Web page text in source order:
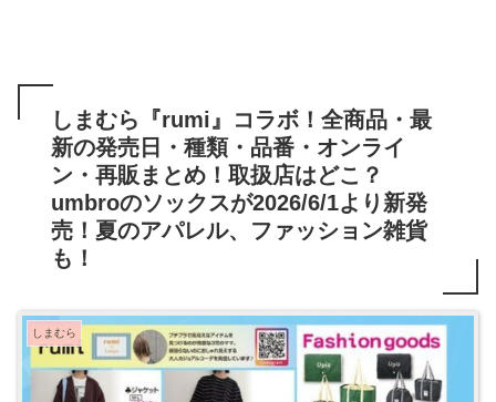
しまむら『rumi』コラボ！全商品・最
新の発売日・種類・品番・オンライ
ン・再販まとめ！取扱店はどこ？
umbroのソックスが2026/6/1より新発
売！夏のアパレル、ファッション雑貨
も！
しまむら